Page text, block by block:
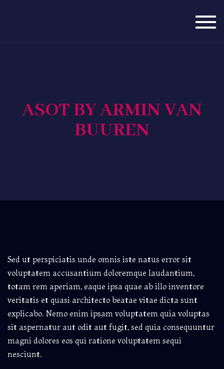
ASOT BY ARMIN VAN
BUUREN
Sed ut perspiciatis unde omnis iste natus error sit
voluptatem accusantium doloremque laudantium,
totam rem aperiam, eaque ipsa quae ab illo inventore
veritatis et quasi architecto beatae vitae dicta sunt
explicabo. Nemo enim ipsam voluptatem quia voluptas
sit aspernatur aut odit aut fugit, sed quia consequuntur
magni dolores eos qui ratione voluptatem sequi
nesciunt.